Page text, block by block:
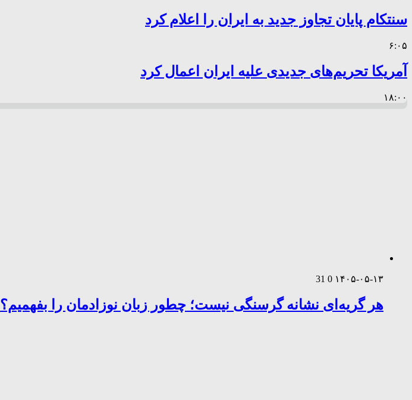
سنتکام پایان تجاوز جدید به ایران را اعلام کرد
۶:۰۵
آمریکا تحریم‌های جدیدی علیه ایران اعمال کرد
۱۸:۰۰
۱۴۰۵-۰۵-۱۳ 0
31
هر گریه‌ای نشانه گرسنگی نیست؛ چطور زبان نوزادمان را بفهمیم؟